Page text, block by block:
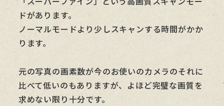
ドがあります。
ノーマルモードより少しスキャンする時間がかか
ります。
元の写真の画素数が今のお使いのカメラのそれに
比べて低いのもありますが、よほど完璧な画質を
求めない限り十分です。